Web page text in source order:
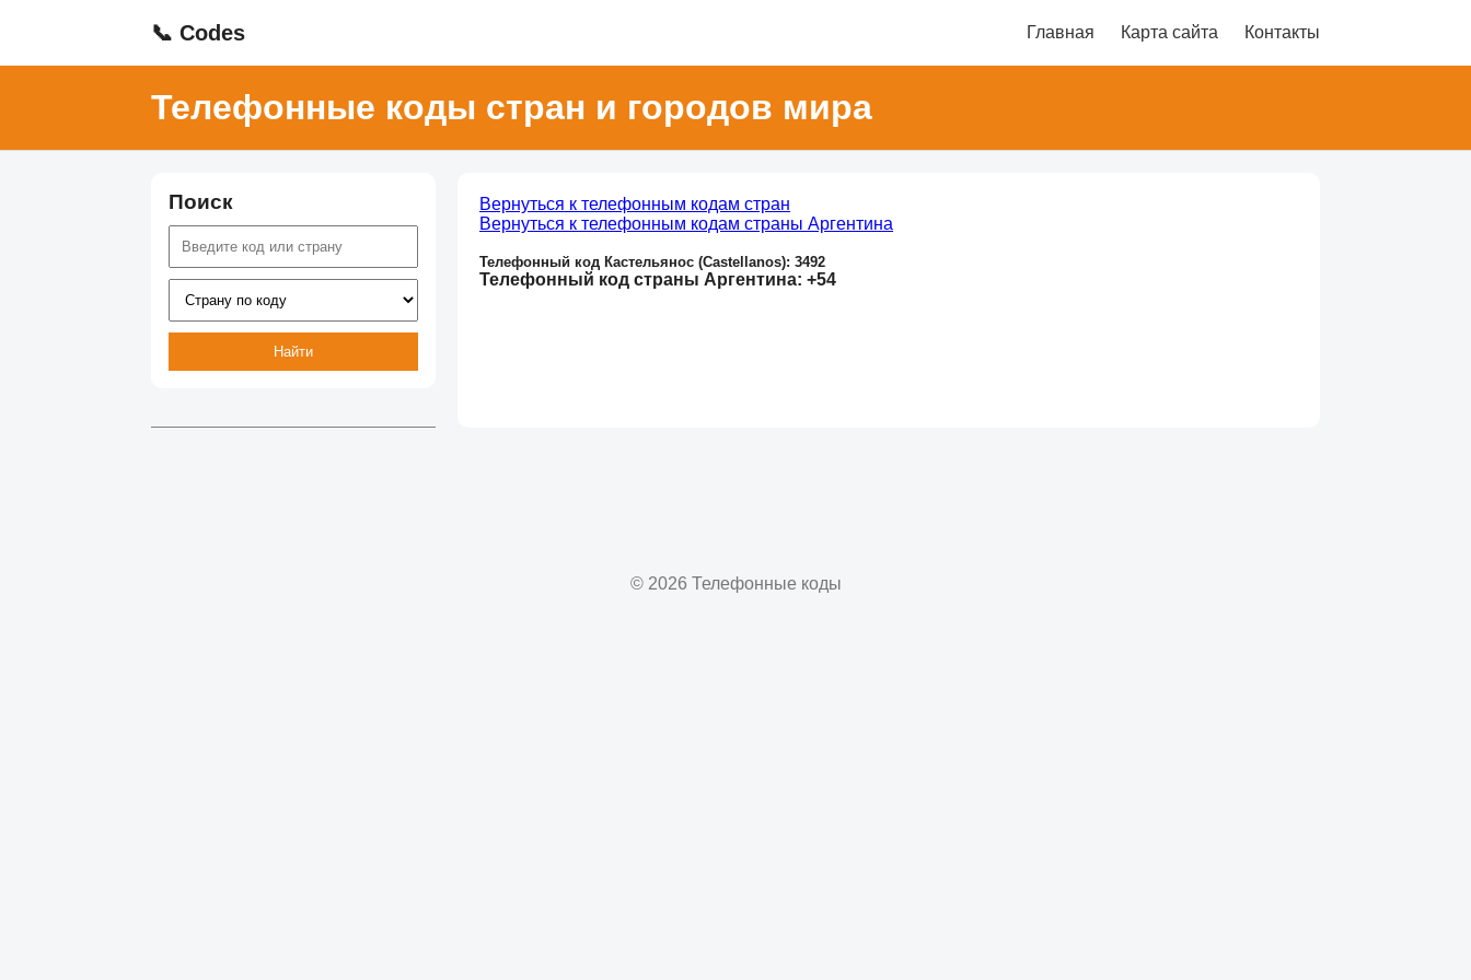
📞 Codes Главная Карта сайта Контакты
Телефонные коды стран и городов мира
Поиск
Найти
Вернуться к телефонным кодам стран
Вернуться к телефонным кодам страны Аргентина
Телефонный код Кастельянос (Castellanos): 3492
Телефонный код страны Аргентина: +54
© 2026 Телефонные коды